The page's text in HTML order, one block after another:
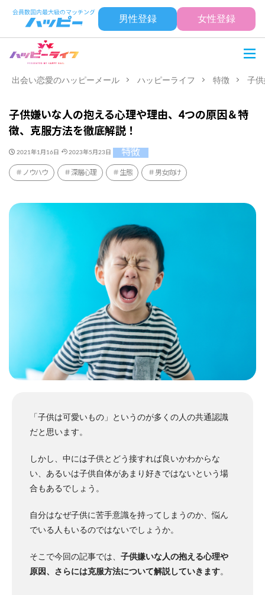
男性登録 女性登録
出会い恋愛のハッピーメール ハッピーライフ 特徴 子
子供嫌いな人の抱える心理や理由、4つの原因＆特
徴、克服方法を徹底解説！
2021年1月16日 2023年5月23日 特徴
ノウハウ 深層心理 生態 男女向け
「子供は可愛いもの」というのが多くの人の共通認識
だと思います。
しかし、中には子供とどう接すれば良いかわからな
い、あるいは子供自体があまり好きではないという場
合もあるでしょう。
自分はなぜ子供に苦手意識を持ってしまうのか、悩ん
でいる人もいるのではないでしょうか。
そこで今回の記事では、 子供嫌いな人の抱える心理や
原因、さらには克服方法について解説していきます。